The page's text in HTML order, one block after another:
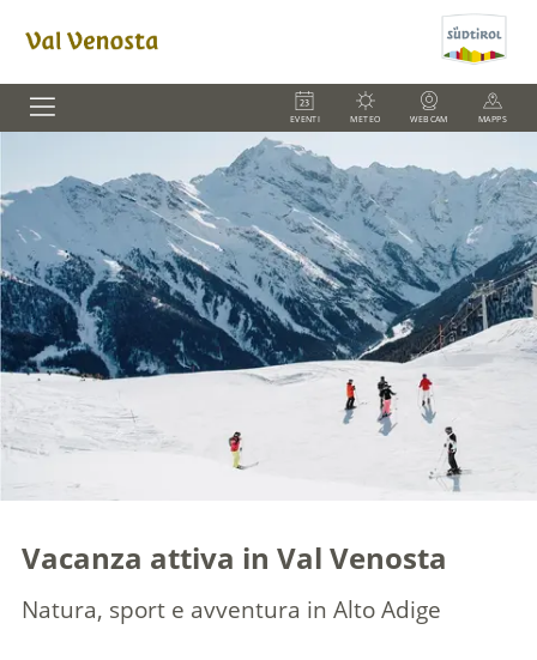
EVENTI METEO WEBCAM MAPPS
Vacanza attiva in Val Venosta
Natura, sport e avventura in Alto Adige